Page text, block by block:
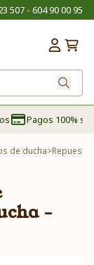
507 - 604 90 00 95
Pagos 100%
de ducha>Repuesto
-